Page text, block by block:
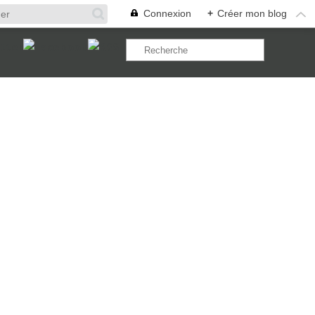
Connexion + Créer mon blog